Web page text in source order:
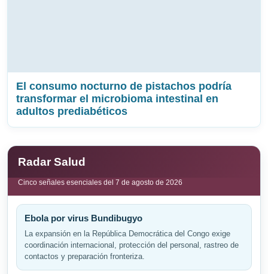
El consumo nocturno de pistachos podría
transformar el microbioma intestinal en
adultos prediabéticos
Radar Salud
Cinco señales esenciales del 7 de agosto de 2026
Ebola por virus Bundibugyo
La expansión en la República Democrática del Congo exige
coordinación internacional, protección del personal, rastreo de
contactos y preparación fronteriza.